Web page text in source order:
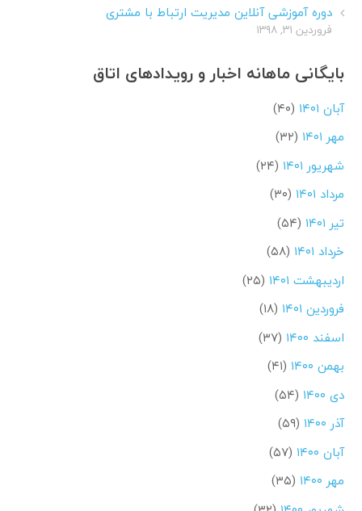
دوره آموزشی آنلاین مدیریت ارتباط با مشتری
فروردین ۳۱, ۱۳۹۸
بایگانی ماهانه اخبار و رویدادهای اتاق
آبان ۱۴۰۱
(۴۰)
مهر ۱۴۰۱
(۳۲)
شهریور ۱۴۰۱
(۲۴)
مرداد ۱۴۰۱
(۳۰)
تیر ۱۴۰۱
(۵۴)
خرداد ۱۴۰۱
(۵۸)
اردیبهشت ۱۴۰۱
(۲۵)
فروردین ۱۴۰۱
(۱۸)
اسفند ۱۴۰۰
(۳۷)
بهمن ۱۴۰۰
(۴۱)
دی ۱۴۰۰
(۵۴)
آذر ۱۴۰۰
(۵۹)
آبان ۱۴۰۰
(۵۷)
مهر ۱۴۰۰
(۳۵)